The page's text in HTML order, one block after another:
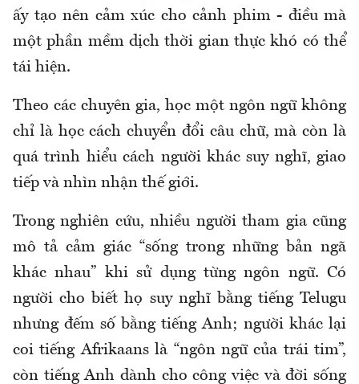
ấy tạo nên cảm xúc cho cảnh phim - điều mà
một phần mềm dịch thời gian thực khó có thể
tái hiện.
Theo các chuyên gia, học một ngôn ngữ không
chỉ là học cách chuyển đổi câu chữ, mà còn là
quá trình hiểu cách người khác suy nghĩ, giao
tiếp và nhìn nhận thế giới.
Trong nghiên cứu, nhiều người tham gia cũng
mô tả cảm giác “sống trong những bản ngã
khác nhau” khi sử dụng từng ngôn ngữ. Có
người cho biết họ suy nghĩ bằng tiếng Telugu
nhưng đếm số bằng tiếng Anh; người khác lại
coi tiếng Afrikaans là “ngôn ngữ của trái tim”,
còn tiếng Anh dành cho công việc và đời sống